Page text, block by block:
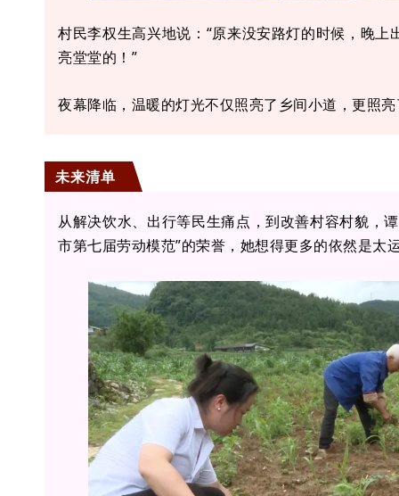
村民李权生高兴地说：“原来没安路灯的时候，晚
亮堂堂的！”
夜幕降临，温暖的灯光不仅照亮了乡间小道，更照
未来清单
从解决饮水、出行等民生痛点，到改善村容村貌，
市第七届劳动模范”的荣誉，她想得更多的依然是太